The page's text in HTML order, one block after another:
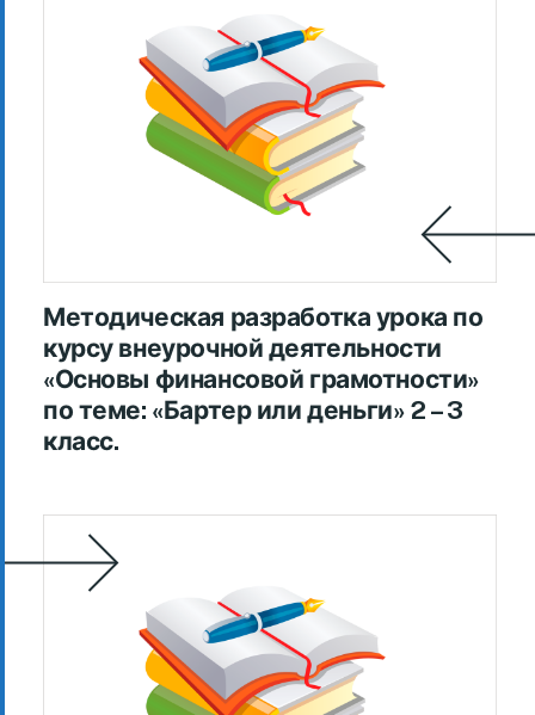
Методическая разработка урока по
курсу внеурочной деятельности
«Основы финансовой грамотности»
по теме: «Бартер или деньги» 2 – 3
класс.